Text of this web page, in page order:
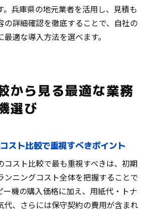
。兵庫県の地元業者を活用し、見積も
の詳細確認を徹底することで、自社の
適な導入方法を選べます。
から見る最適な業務
選び
スト比較で重視すべきポイント
コスト比較で最も重視すべきは、初期
ンニングコスト全体を把握することで
ー機の購入価格に加え、用紙代・トナ
代、さらには保守契約の費用が含まれ